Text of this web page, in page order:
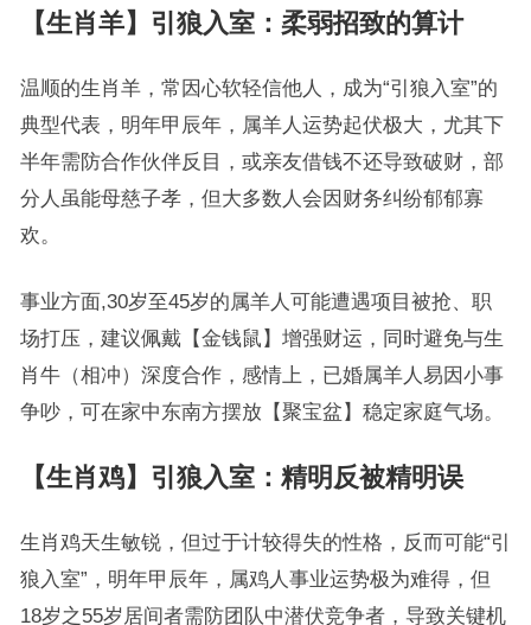
【生肖羊】引狼入室：柔弱招致的算计
温顺的生肖羊，常因心软轻信他人，成为“引狼入室”的
典型代表，明年甲辰年，属羊人运势起伏极大，尤其下
半年需防合作伙伴反目，或亲友借钱不还导致破财，部
分人虽能母慈子孝，但大多数人会因财务纠纷郁郁寡
欢。
事业方面,30岁至45岁的属羊人可能遭遇项目被抢、职
场打压，建议佩戴【金钱鼠】增强财运，同时避免与生
肖牛（相冲）深度合作，感情上，已婚属羊人易因小事
争吵，可在家中东南方摆放【聚宝盆】稳定家庭气场。
【生肖鸡】引狼入室：精明反被精明误
生肖鸡天生敏锐，但过于计较得失的性格，反而可能“引
狼入室”，明年甲辰年，属鸡人事业运势极为难得，但
18岁之55岁居间者需防团队中潜伏竞争者，导致关键机